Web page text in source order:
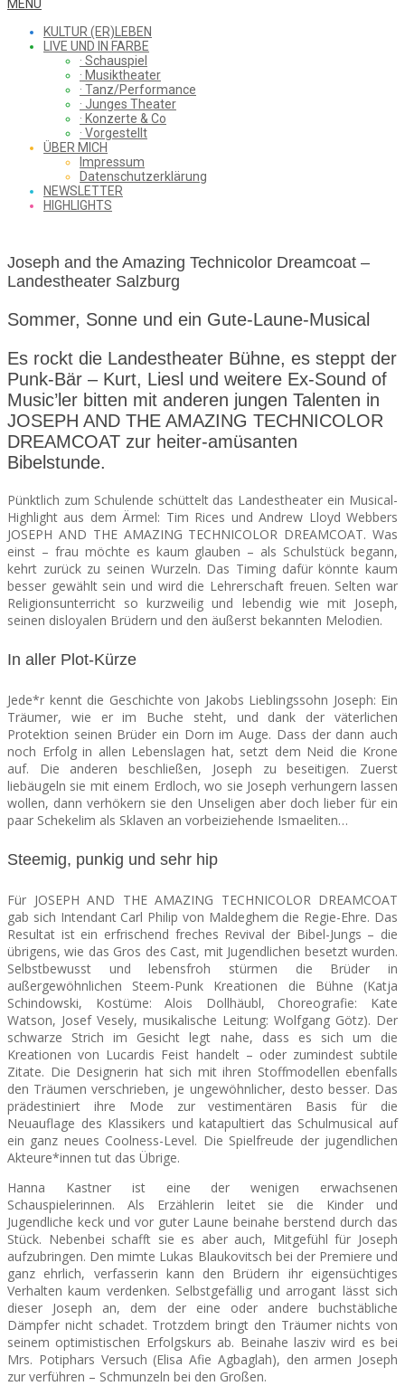
WHAT
SAW
FROM
THE
CHEAP
SEATS
Menu
MENU
KULTUR (ER)LEBEN
LIVE UND IN FARBE
· Schauspiel
· Musiktheater
· Tanz/Performance
· Junges Theater
· Konzerte & Co
· Vorgestellt
ÜBER MICH
Impressum
Datenschutzerklärung
NEWSLETTER
HIGHLIGHTS
Joseph and the Amazing Technicolor Dreamcoat –
Landestheater Salzburg
Sommer, Sonne und ein Gute-Laune-Musical
Es rockt die Landestheater Bühne, es steppt der
Punk-Bär – Kurt, Liesl und weitere Ex-Sound of
Music’ler bitten mit anderen jungen Talenten in
JOSEPH AND THE AMAZING TECHNICOLOR
DREAMCOAT zur heiter-amüsanten
Bibelstunde.
Pünktlich zum Schulende schüttelt das Landestheater ein Musical-
Highlight aus dem Ärmel: Tim Rices und Andrew Lloyd Webbers
JOSEPH AND THE AMAZING TECHNICOLOR DREAMCOAT. Was
einst – frau möchte es kaum glauben – als Schulstück begann,
kehrt zurück zu seinen Wurzeln. Das Timing dafür könnte kaum
besser gewählt sein und wird die Lehrerschaft freuen. Selten war
Religionsunterricht so kurzweilig und lebendig wie mit Joseph,
seinen disloyalen Brüdern und den äußerst bekannten Melodien.
In aller Plot-Kürze
Jede*r kennt die Geschichte von Jakobs Lieblingssohn Joseph: Ein
Träumer, wie er im Buche steht, und dank der väterlichen
Protektion seinen Brüder ein Dorn im Auge. Dass der dann auch
noch Erfolg in allen Lebenslagen hat, setzt dem Neid die Krone
auf. Die anderen beschließen, Joseph zu beseitigen. Zuerst
liebäugeln sie mit einem Erdloch, wo sie Joseph verhungern lassen
wollen, dann verhökern sie den Unseligen aber doch lieber für ein
paar Schekelim als Sklaven an vorbeiziehende Ismaeliten…
Steemig, punkig und sehr hip
Für JOSEPH AND THE AMAZING TECHNICOLOR DREAMCOAT
gab sich Intendant Carl Philip von Maldeghem die Regie-Ehre. Das
Resultat ist ein erfrischend freches Revival der Bibel-Jungs – die
übrigens, wie das Gros des Cast, mit Jugendlichen besetzt wurden.
Selbstbewusst und lebensfroh stürmen die Brüder in
außergewöhnlichen Steem-Punk Kreationen die Bühne (Katja
Schindowski, Kostüme: Alois Dollhäubl, Choreografie: Kate
Watson, Josef Vesely, musikalische Leitung: Wolfgang Götz). Der
schwarze Strich im Gesicht legt nahe, dass es sich um die
Kreationen von Lucardis Feist handelt – oder zumindest subtile
Zitate. Die Designerin hat sich mit ihren Stoffmodellen ebenfalls
den Träumen verschrieben, je ungewöhnlicher, desto besser. Das
prädestiniert ihre Mode zur vestimentären Basis für die
Neuauflage des Klassikers und katapultiert das Schulmusical auf
ein ganz neues Coolness-Level. Die Spielfreude der jugendlichen
Akteure*innen tut das Übrige.
Hanna Kastner ist eine der wenigen erwachsenen
Schauspielerinnen. Als Erzählerin leitet sie die Kinder und
Jugendliche keck und vor guter Laune beinahe berstend durch das
Stück. Nebenbei schafft sie es aber auch, Mitgefühl für Joseph
aufzubringen. Den mimte Lukas Blaukovitsch bei der Premiere und
ganz ehrlich, verfasserin kann den Brüdern ihr eigensüchtiges
Verhalten kaum verdenken. Selbstgefällig und arrogant lässt sich
dieser Joseph an, dem der eine oder andere buchstäbliche
Dämpfer nicht schadet. Trotzdem bringt den Träumer nichts von
seinem optimistischen Erfolgskurs ab. Beinahe lasziv wird es bei
Mrs. Potiphars Versuch (Elisa Afie Agbaglah), den armen Joseph
zur verführen – Schmunzeln bei den Großen.